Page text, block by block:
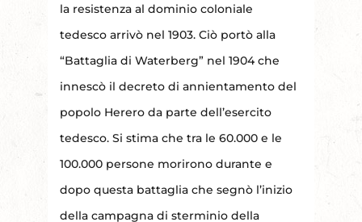
la resistenza al dominio coloniale
tedesco arrivò nel 1903. Ciò portò alla
“Battaglia di Waterberg” nel 1904 che
innescò il decreto di annientamento del
popolo Herero da parte dell’esercito
tedesco. Si stima che tra le 60.000 e le
100.000 persone morirono durante e
dopo questa battaglia che segnò l’inizio
della campagna di sterminio della